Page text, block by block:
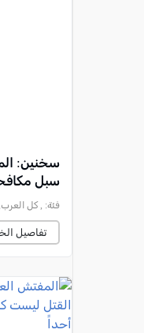
سخنين:
سبل
فئة: , كل العرب, 2026-07-12 18:47:15
تفاصيل